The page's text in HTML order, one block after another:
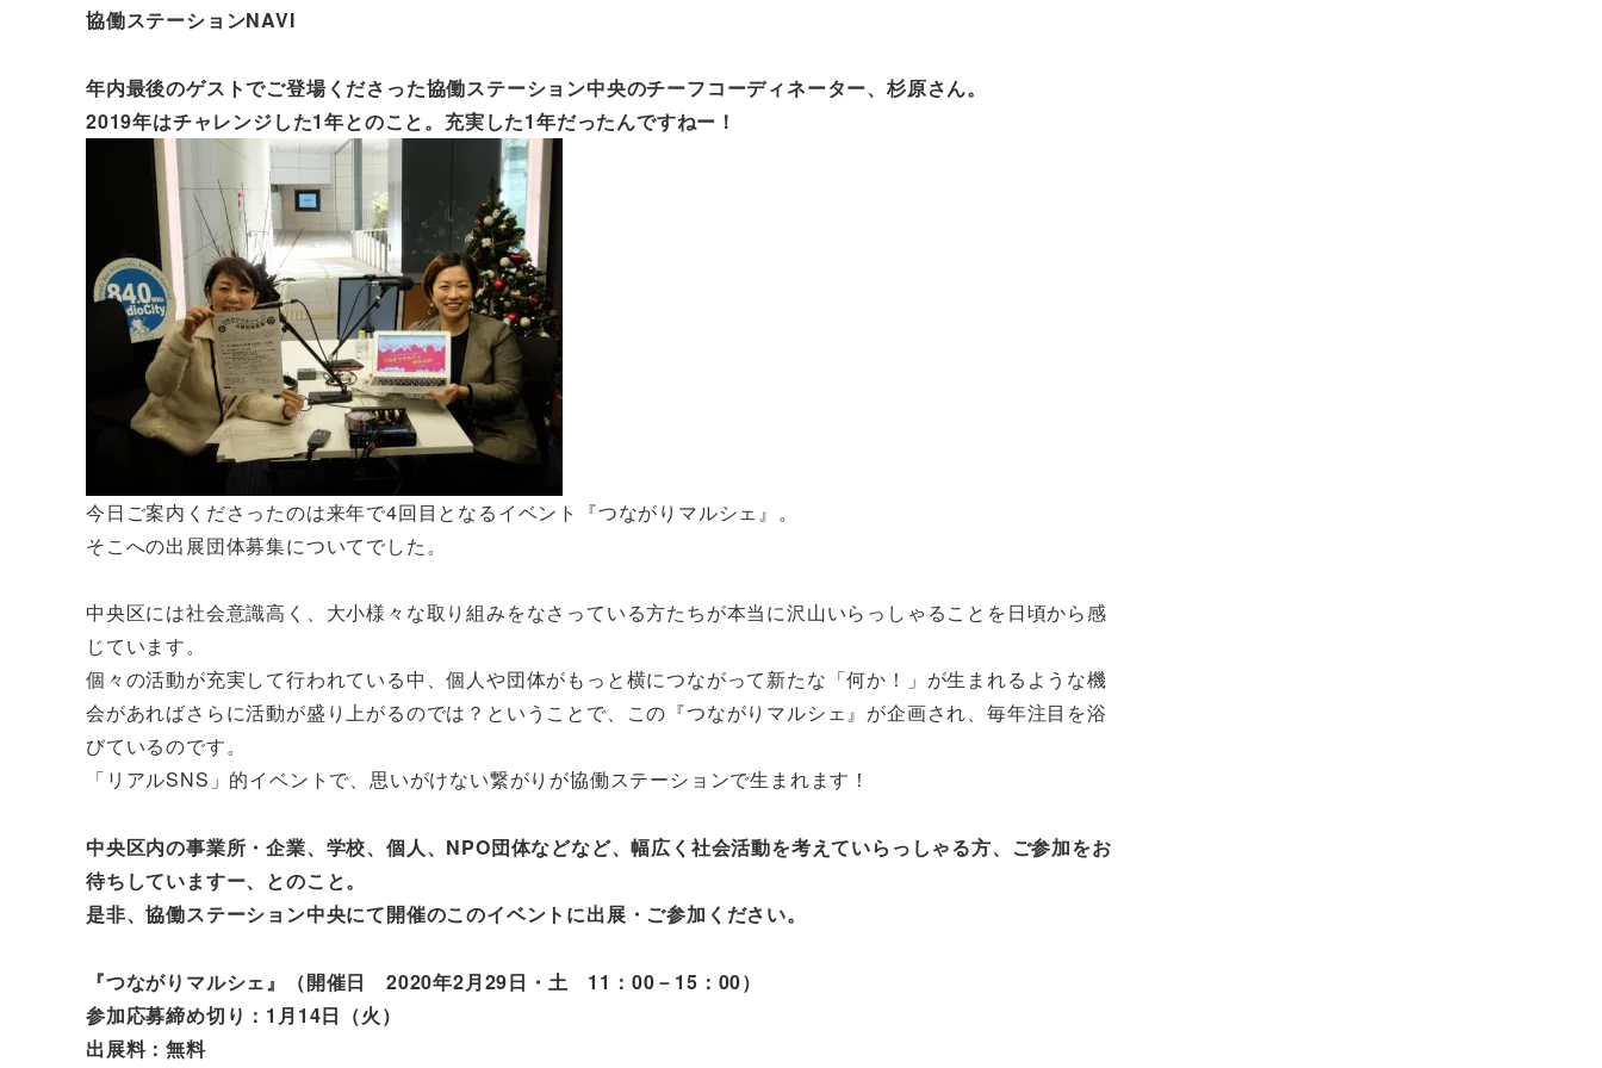
協働ステーションNAVI
年内最後のゲストでご登場くださった協働ステーション中央のチーフコーディネーター、杉原さん。
2019年はチャレンジした1年とのこと。充実した1年だったんですねー！
今日ご案内くださったのは来年で4回目となるイベント『つながりマルシェ』。
そこへの出展団体募集についてでした。
中央区には社会意識高く、大小様々な取り組みをなさっている方たちが本当に沢山いらっしゃることを日頃から感
じています。
個々の活動が充実して行われている中、個人や団体がもっと横につながって新たな「何か！」が生まれるような機
会があればさらに活動が盛り上がるのでは？ということで、この『つながりマルシェ』が企画され、毎年注目を浴
びているのです。
「リアルSNS」的イベントで、思いがけない繋がりが協働ステーションで生まれます！
中央区内の事業所・企業、学校、個人、NPO団体などなど、幅広く社会活動を考えていらっしゃる方、ご参加をお
待ちしていますー、とのこと。
是非、協働ステーション中央にて開催のこのイベントに出展・ご参加ください。
『つながりマルシェ』（開催日 2020年2月29日・土 11：00－15：00）
参加応募締め切り：1月14日（火）
出展料：無料